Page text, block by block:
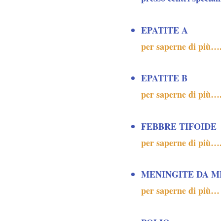
EPATITE A
per saperne di più….
EPATITE B
per saperne di più….
FEBBRE TIFOIDE
per saperne di più….
MENINGITE DA
per saperne di più…